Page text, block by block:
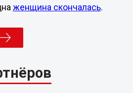
женщина скончалась.